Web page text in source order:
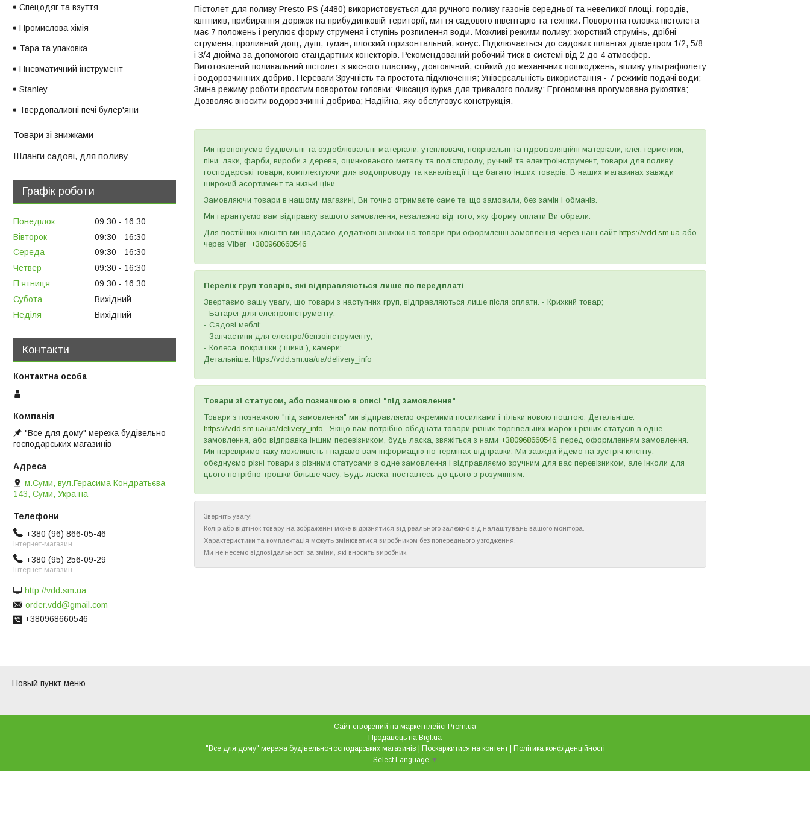
Пістолет для поливу Presto-PS (4480) використовується для ручного поливу газонів середньої та невеликої площі, городів,
квітників, прибирання доріжок на прибудинковій території, миття садового інвентарю та техніки. Поворотна головка пістолета
має 7 положень і регулює форму струменя і ступінь розпилення води. Можливі режими поливу: жорсткий струмінь, дрібні
струменя, проливний дощ, душ, туман, плоский горизонтальний, конус. Підключається до садових шлангах діаметром 1/2, 5/8
і 3/4 дюйма за допомогою стандартних конекторів. Рекомендований робочий тиск в системі від 2 до 4 атмосфер.
Виготовлений поливальний пістолет з якісного пластику, довговічний, стійкий до механічних пошкоджень, впливу ультрафіолету
і водорозчинних добрив. Переваги Зручність та простота підключення; Універсальність використання - 7 режимів подачі води;
Зміна режиму роботи простим поворотом головки; Фіксація курка для тривалого поливу; Ергономічна прогумована рукоятка;
Дозволяє вносити водорозчинні добрива; Надійна, яку обслуговує конструкція.
Ми пропонуємо будівельні та оздоблювальні матеріали, утеплювачі, покрівельні та гідроізоляційні матеріали, клеї, герметики,
піни, лаки, фарби, вироби з дерева, оцинкованого металу та полістиролу, ручний та електроінструмент, товари для поливу,
господарські товари, комплектуючи для водопроводу та каналізації і ще багато інших товарів. В наших магазинах завжди
широкий асортимент та низькі ціни.
Замовляючи товари в нашому магазині, Ви точно отримаєте саме те, що замовили, без замін і обманів.
Ми гарантуємо вам відправку вашого замовлення, незалежно від того, яку форму оплати Ви обрали.
Для постійних клієнтів ми надаємо додаткові знижки на товари при оформленні замовлення через наш сайт https://vdd.sm.ua або
через Viber +380968660546
Перелік груп товарів, які відправляються лише по передплаті
Звертаємо вашу увагу, що товари з наступних груп, відправляються лише після оплати. - Крихкий товар;
- Батареї для електроінструменту;
- Садові меблі;
- Запчастини для електро/бензоінструменту;
- Колеса, покришки ( шини ), камери;
Детальніше: https://vdd.sm.ua/ua/delivery_info
Товари зі статусом, або позначкою в описі "під замовлення"
Товари з позначкою "під замовлення" ми відправляємо окремими посилками і тільки новою поштою. Детальніше:
https://vdd.sm.ua/ua/delivery_info . Якщо вам потрібно обєднати товари різних торгівельних марок і різних статусів в одне
замовлення, або відправка іншим перевізником, будь ласка, звяжіться з нами +380968660546, перед оформленням замовлення.
Ми перевіримо таку можливість і надамо вам інформацію по термінах відправки. Ми завжди йдемо на зустріч клієнту,
обєднуємо різні товари з різними статусами в одне замовлення і відправляємо зручним для вас перевізником, але інколи для
цього потрібно трошки більше часу. Будь ласка, поставтесь до цього з розумінням.
Зверніть увагу!
Колір або відтінок товару на зображенні може відрізнятися від реального залежно від налаштувань вашого монітора.
Характеристики та комплектація можуть змінюватися виробником без попереднього узгодження.
Ми не несемо відповідальності за зміни, які вносить виробник.
Спецодяг та взуття
Промислова хімія
Тара та упаковка
Пневматичний інструмент
Stanley
Твердопаливні печі булер'яни
Товари зі знижками
Шланги садові, для поливу
Графік роботи
Понеділок 09:30
16:30
Вівторок
09:30
16:30
Середа
09:30
16:30
Четвер
09:30
16:30
Пʼятниця
09:30
16:30
Субота
Вихідний
Неділя
Вихідний
Контакти
"Все для дому" мережа будівельно-
господарських магазинів
м.Суми, вул.Герасима Кондратьєва
143, Суми, Україна
+380 (96) 866-05-46
Інтернет-магазин
+380 (95) 256-09-29
Інтернет-магазин
http://vdd.sm.ua
order.vdd@gmail.com
+380968660546
Новый пункт меню
Сайт створений на маркетплейсі Prom.ua
Продавець на Bigl.ua
Поскаржитися на контент
Політика конфіденційності
Select Language ▼